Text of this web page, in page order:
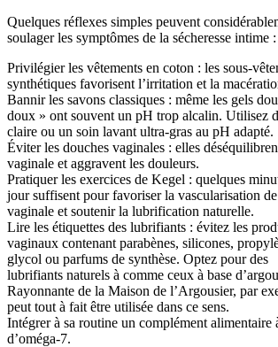
Quelques réflexes simples peuvent
soulager les symptômes de la sécheresse intime :
Privilégier les vêtements en coton : les sous-
synthétiques favorisent l’irritation et la
Bannir les savons classiques : même les gels
doux » ont souvent un pH trop alcalin. Utilisez
claire ou un soin lavant ultra-gras au pH adapté.
Éviter les douches vaginales : elles
vaginale et aggravent les douleurs.
Pratiquer les exercices de Kegel : quelques
jour suffisent pour favoriser la vascularisation
vaginale et soutenir la lubrification naturelle.
Lire les étiquettes des lubrifiants : évitez les
vaginaux contenant parabènes, silicones,
glycol ou parfums de synthèse. Optez pour des
lubrifiants naturels à comme ceux à base
Rayonnante de la Maison de l’Argousier, par
peut tout à fait être utilisée dans ce sens.
Intégrer à sa routine un complément alimentaire
d’oméga-7.